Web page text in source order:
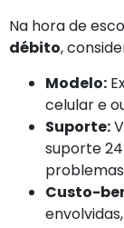
Na hora de
débito,
Modelo:
celular e
Suporte:
suporte
Custo-